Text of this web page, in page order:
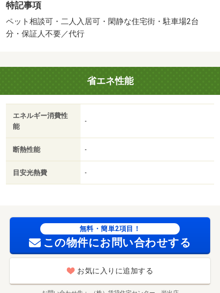
際にご覧ください！お部屋のご案内は、和歌山一紹介でき
る物件が多い【賃貸住宅センター】にお任せください！・
賃貸保証等：加入要（保証会社加入要（実費）。）・他交
♪ リフォーム済みの戸建て賃貸。白をたくさん取込んだ明
るい室内。 スグにご内見可能♪ お部屋のご案内は【賃貸
住宅センター】にお任せください！・仲介手数料：１．１
ヶ月
特記事項
ペット相談可・二人入居可・閑静な住宅街・駐車場2台
分・保証人不要／代行
省エネ性能
エネルギー消費性
能
-
断熱性能 -
目安光熱費 -
無料・簡単2項目！
この物件にお問い合わせする
お気に入りに追加する